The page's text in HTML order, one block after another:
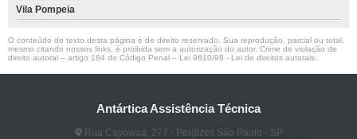
Vila Pompeia
O conteúdo do texto desta página é de direito reservado. Sua reprodução, parcial ou total,
mesmo citando nossos links, é proibida sem a autorização do autor. Crime de violação de
direito autoral – artigo 184 do Código Penal – Lei 9610/98 - Lei de direitos autorais
Antártica Assistência Técnica
Rua Cayowaá, 277 - Perdizes São Paulo - SP